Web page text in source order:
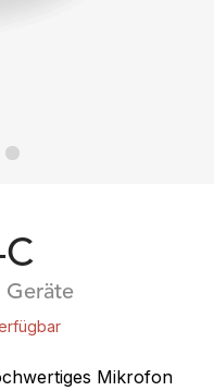
Geräte
Mikrofon